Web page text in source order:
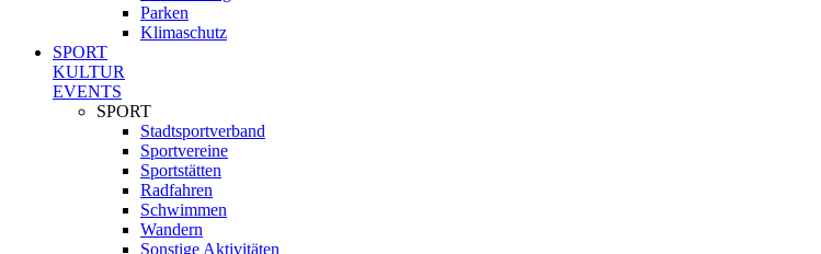
Parken
Klimaschutz
SPORT
KULTUR
EVENTS
SPORT
Stadtsportverband
Sportvereine
Sportstätten
Radfahren
Schwimmen
Wandern
Sonstige Aktivitäten